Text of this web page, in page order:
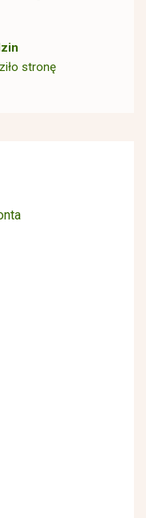
stronę